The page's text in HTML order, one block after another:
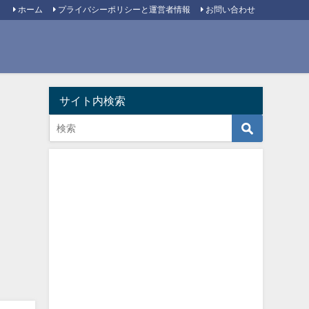
ホーム プライバシーポリシーと運営者情報 お問い合わせ
サイト内検索